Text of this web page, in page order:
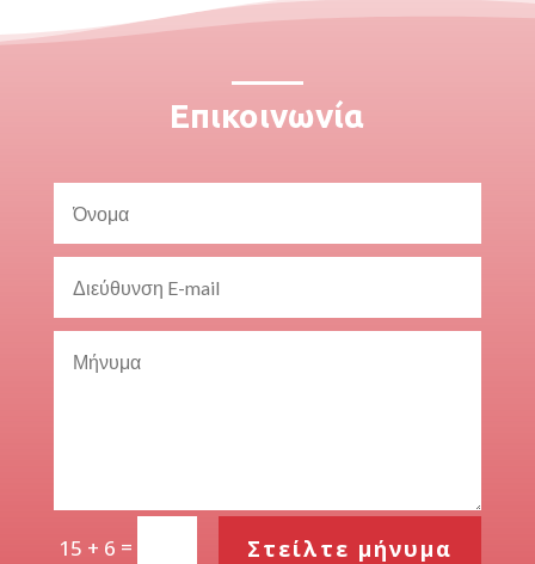
Επικοινωνία
15 + 6 = Στείλτε μήνυμα